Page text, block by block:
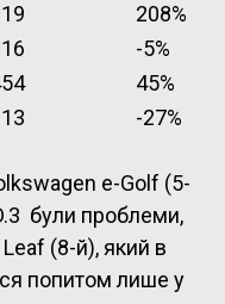
208%
-5%
45%
-27%
e-Golf (5-
були проблеми,
(8-й), який в
попитом лише у